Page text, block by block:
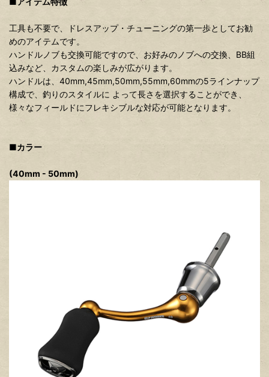
工具も不要で、ドレスアップ・チューニングの第一歩としてお勧
めのアイテムです。
ハンドルノブも交換可能ですので、お好みのノブへの交換、BB組
込みなど、カスタムの楽しみが広がります。
ハンドルは、40mm,45mm,50mm,55mm,60mmの5ラインナップ
構成で、釣りのスタイルに よって長さを選択することができ、
様々なフィールドにフレキシブルな対応が可能となります。
■カラー
(40mm - 50mm)